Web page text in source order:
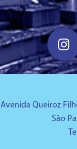
Avenida Queiroz
São